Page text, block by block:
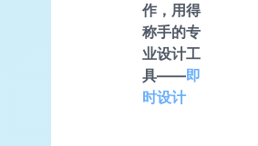
作，用得
称手的专
业设计工
具——即
时设计